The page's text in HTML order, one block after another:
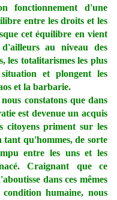
fonctionnement d'une
entre les droits et les
cet équilibre en vient
au niveau des
les totalitarismes les plus
et plongent les
et la barbarie.
constatons que dans
est devenue un acquis
citoyens priment sur les
qu'hommes, de sorte
entre les uns et les
Craignant que ce
dans ces mêmes
humaine, nous